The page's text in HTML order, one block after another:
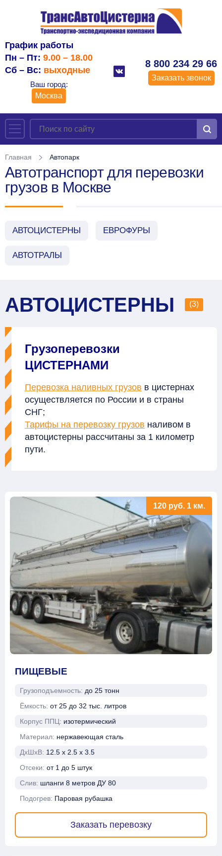
График работы
Пн – Пт: 9.00 – 18.00
Сб – Вс: выходные
Ваш город:
Москва
8 800 234 29 66
Заказать звонок
Главная Автопарк
Автотранспорт для перевозки
грузов в Москве
АВТОЦИСТЕРНЫ ЕВРОФУРЫ
АВТОТРАЛЫ
АВТОЦИСТЕРНЫ (3)
Грузоперевозки
ЦИСТЕРНАМИ
Перевозка наливных грузов в цистернах
осуществляется по России и в страны
СНГ;
Тарифы на перевозку грузов наливом в
автоцистерны рассчитаны за 1 километр
пути.
ПИЩЕВЫЕ
Грузоподъемность: до 25 тонн
Ёмкость: от 25 до 32 тыс. литров
Корпус ППЦ: изотермический
Материал: нержавеющая сталь
ДхШхВ: 12.5 х 2.5 х 3.5
Отсеки: от 1 до 5 штук
Слив: шланги 8 метров ДУ 80
Подогрев: Паровая рубашка
120 руб. 1 км.
Заказать перевозку